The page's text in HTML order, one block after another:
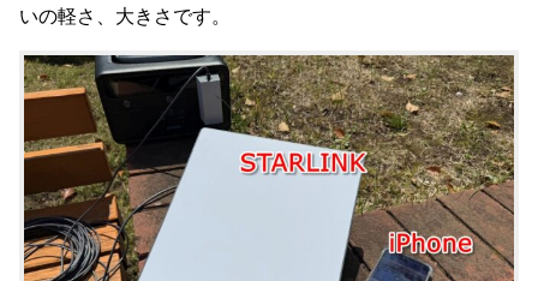
いの軽さ、大きさです。